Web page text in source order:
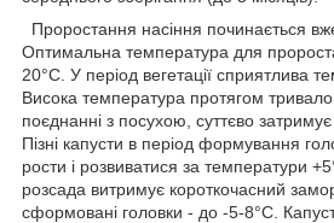
Проростання насіння починається
Оптимальна температура для
20°С. У період вегетації сприятлива
Висока температура протягом
поєднанні з посухою, суттєво
Пізні капусти в період формування
рости і розвиватися за температури
розсада витримує короткочасний
сформовані головки - до -5-8°С.